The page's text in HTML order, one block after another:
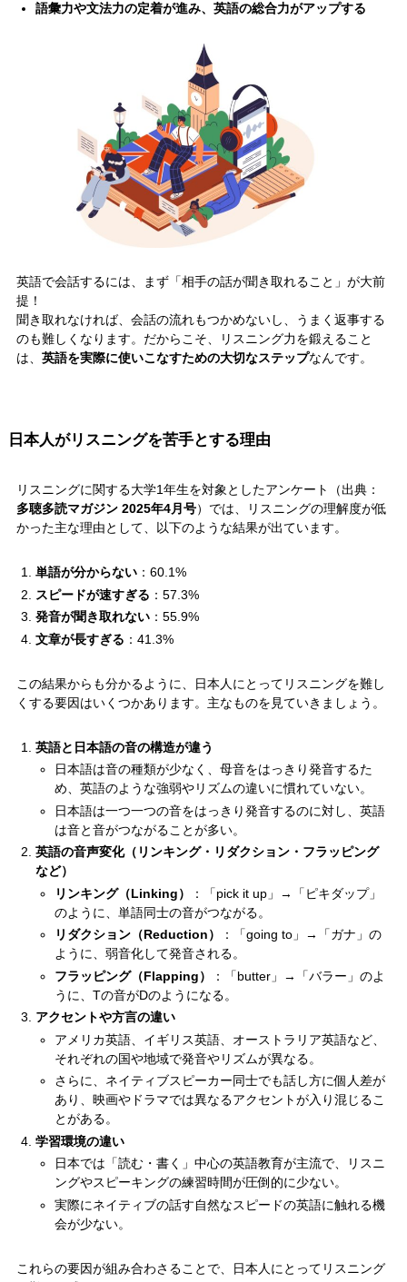
語彙力や文法力の定着が進み、英語の総合力がアップする
英語で会話するには、まず「相手の話が聞き取れること」が大前
提！
聞き取れなければ、会話の流れもつかめないし、うまく返事する
のも難しくなります。だからこそ、リスニング力を鍛えること
は、 英語を実際に使いこなすための大切なステップなんです。
日本人がリスニングを苦手とする理由
リスニングに関する大学1年生を対象としたアンケート（出典：
多聴多読マガジン 2025年4月号）では、リスニングの理解度が低
かった主な理由として、以下のような結果が出ています。
単語が分からない：60.1%
スピードが速すぎる ：57.3%
発音が聞き取れない：55.9%
文章が長すぎる ：41.3%
この結果からも分かるように、日本人にとってリスニングを難し
くする要因はいくつかあります。主なものを見ていきましょう。
英語と日本語の音の構造が違う
日本語は音の種類が少なく、母音をはっきり発音するた
め、英語のような強弱やリズムの違いに慣れていない。
日本語は一つ一つの音をはっきり発音するのに対し、英語
は音と音がつながることが多い。
英語の音声変化（リンキング・リダクション・フラッピング
など）
リンキング（Linking）
：「pick it up」→「ピキダップ」
のように、単語同士の音がつながる。
リダクション（Reduction）
：「going to」→「ガナ」の
ように、弱音化して発音される。
フラッピング（Flapping）
：「butter」→「バラー」のよ
うに、Tの音がDのようになる。
アクセントや方言の違い
アメリカ英語、イギリス英語、オーストラリア英語など、
それぞれの国や地域で発音やリズムが異なる。
さらに、ネイティブスピーカー同士でも話し方に個人差が
あり、映画やドラマでは異なるアクセントが入り混じるこ
とがある。
学習環境の違い
日本では「読む・書く」中心の英語教育が主流で、リスニ
ングやスピーキングの練習時間が圧倒的に少ない。
実際にネイティブの話す自然なスピードの英語に触れる機
会が少ない。
これらの要因が組み合わさることで、日本人にとってリスニング